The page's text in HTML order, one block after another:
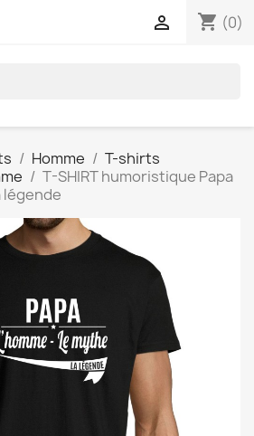
shopping_cart (0)

Homme
T-shirts
T-SHIRT humoristique Papa
légende